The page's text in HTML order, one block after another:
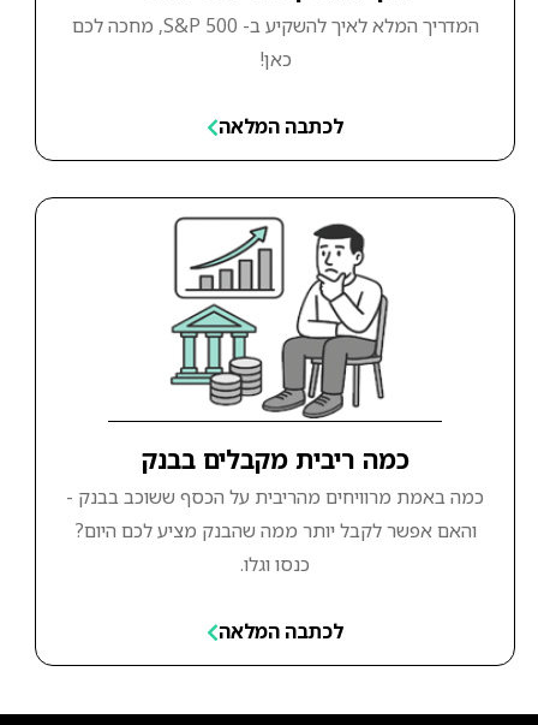
המדריך המלא לאיך להשקיע ב- S&P 500, מחכה לכם
כאן!
לכתבה המלאה
כמה ריבית מקבלים בבנק
כמה באמת מרוויחים מהריבית על הכסף ששוכב בבנק -
והאם אפשר לקבל יותר ממה שהבנק מציע לכם היום?
כנסו וגלו.
לכתבה המלאה